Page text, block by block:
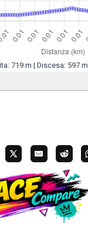
719 m | Discesa: 597 m